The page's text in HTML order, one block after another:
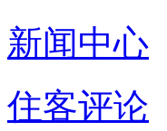
新闻中心
住客评论